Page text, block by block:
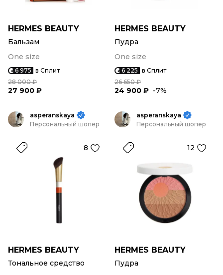
HERMES BEAUTY
Бальзам
One size
6 975 в Сплит
28 000 ₽
27 900 ₽
HERMES BEAUTY
Пудра
One size
6 225 в Сплит
26 650 ₽
24 900 ₽ -7%
asperanskaya
Персональный шопер
8
HERMES BEAUTY
Тональное средство
asperanskaya
Персональный шопер
12
HERMES BEAUTY
Пудра